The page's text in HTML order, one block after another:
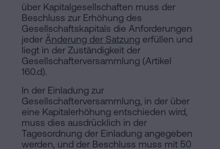
über Kapitalgesellschaften muss der
Beschluss zur Erhöhung des
Gesellschaftskapitals die Anforderungen
jeder Änderung der Satzung erfüllen und
liegt in der Zuständigkeit der
Gesellschafterversammlung (Artikel
160.d).
In der Einladung zur
Gesellschafterversammlung, in der über
eine Kapitalerhöhung entschieden wird,
muss dies ausdrücklich in der
Tagesordnung der Einladung angegeben
werden, und der Beschluss muss mit 50